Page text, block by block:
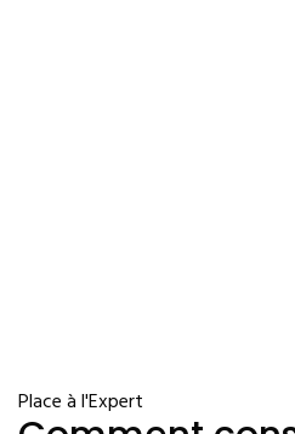
Place à l'Expert